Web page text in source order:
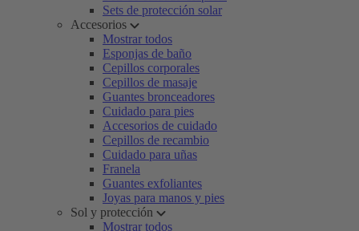
Sets de protección solar
Accesorios
Mostrar todos
Esponjas de baño
Cepillos corporales
Cepillos de masaje
Guantes bronceadores
Cuidado para pies
Accesorios de cuidado
Cepillos de recambio
Cuidado para uñas
Franela
Guantes exfoliantes
Joyas para manos y pies
Sol y protección
Mostrar todos